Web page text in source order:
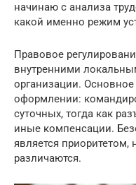
начинаю с анализа
какой именно режим
Правовое
внутренними
организации.
оформлении:
суточных, тогда как
иные компенсации.
является приоритетом,
различаются.